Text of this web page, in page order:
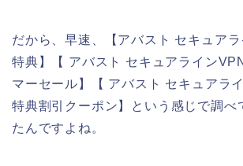
だから、早速、【アバスト セキュア
特典】【 アバスト セキュアライン
マーセール】【 アバスト セキュアラ
特典割引クーポン】という感じで調べ
たんですよね。